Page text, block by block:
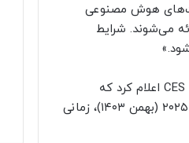
هوش مصنوعی
ارائه می‌شوند. شرایط
، مدیر اجرایی سامسونگ، در کنفرانس مطبوعاتی در CES 2025 اعلام کرد که
اشتراک هوش مصنوعی برای دستگاه‌های گلکسی از ماه آینده آغاز می‌شود؛ یعنی فوریه‌ی ۲۰۲۵ (بهمن ۱۴۰۳)، زمانی